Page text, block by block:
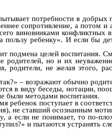
потребности в
сопротивление, а потом
виновниками
пользу ребенку». И если бы
подмена целей воспитания.
родителей, но и их
родители, не желая этого,
– возражают обычно
в виду беседы, нотации,
были методами воспитания.
ребенок поступает в
не ставший осознанным
а если не понимает, то по-
и пытаются устранять